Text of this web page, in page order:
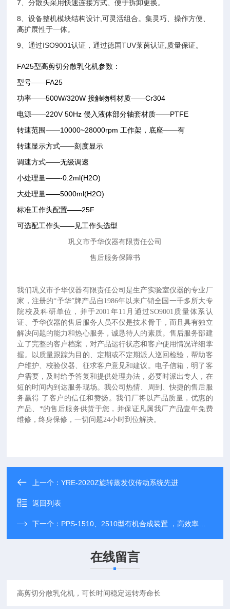
7、分散头采用快速连接方式、便于拆卸更换。
8、设备整机模块结构设计,可灵活组合。集灵巧、操作方便、
高扩展性于一体。
9、通过ISO9001认证，通过德国TUV莱茵认证,质量保证。
FA25型高剪切分散乳化机参数：
型号——FA25
功率——500W/320W 接触物料材质——Cr304
电源——220V 50Hz 侵入液体部分轴套材质——PTFE
转速范围——10000~28000rpm 工作架，底座——有
转速显示方式——刻度显示
调速方式——无级调速
小处理量——-0.2ml(H2O)
大处理量——5000ml(H2O)
标准工作头配置——25F
可选配工作头——见工作头选型
巩义市予华仪器有限责任公司
售后服务保障书
我们巩义市予华仪器有限责任公司是生产实验室仪器的专业厂
家， 注册的“予华”牌产品自1986年以来广销全国一千多所大专
院校及科研单位，并于2001年11月通过SO9001质量体系认
证、予华仪器的售后服务人员不仅是技术骨干，而且具有独立
解决问题的能力和热心服务，诚恳待人的素质。售后服务部建
立了完整的客户档案，对产品运行状态和客户使用情况详细掌
握。以质量跟踪为目的、定期或不定期派人巡回检验，帮助客
户维护、校验仪器、征求客户意见和建议。电子信箱，明了客
户需要，及时给予答复和提供处理办法，必要时派出专人，在
短的时间内到达服务现场。我公司热情、周到、快捷的售后服
务赢得 了客户的信任和赞扬。我们厂将以产品质量，优惠的
产品、*的售后服务供货于您，并保证凡属我厂产品壹年免费
维修，终身保修，一切问题24小时到位解决。
上一个：YRE-2020Z旋转蒸发仪传动系统先进
返回列表
下一个： PPS-1510、2510型有机合成装置 ，高效率循环，瞬时拆装
在线留言